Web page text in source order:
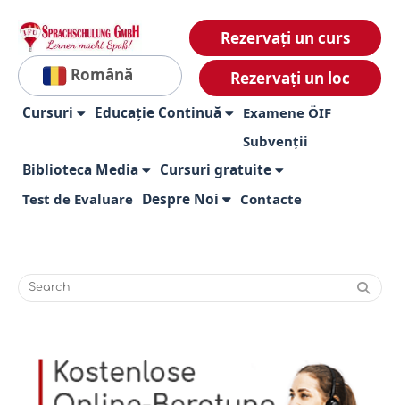
Română
Rezervați un curs
Rezervați un loc
Cursuri Educație Continuă
Examene ÖIF
Subvenții
Biblioteca Media Cursuri gratuite
Test de Evaluare Despre Noi Contacte